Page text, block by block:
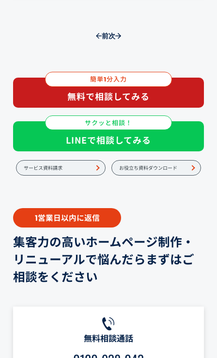
前次
簡単1分入力
無料で相談してみる
サクッと相談！
LINEで相談してみる
サービス資料請求 お役立ち資料ダウンロード
1営業日以内に返信
集客力の高いホームページ制作・
リニューアルで悩んだらまずはご
相談をください
無料相談通話